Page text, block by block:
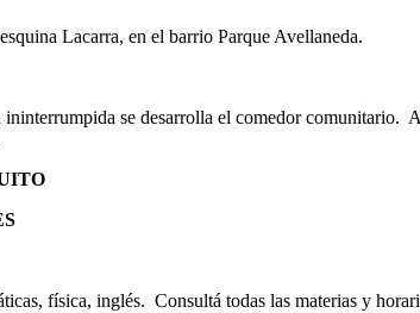
Lacarra, en el barrio Parque Avellaneda.
se desarrolla el comedor comunitario.
física, inglés. Consultá todas las materias y